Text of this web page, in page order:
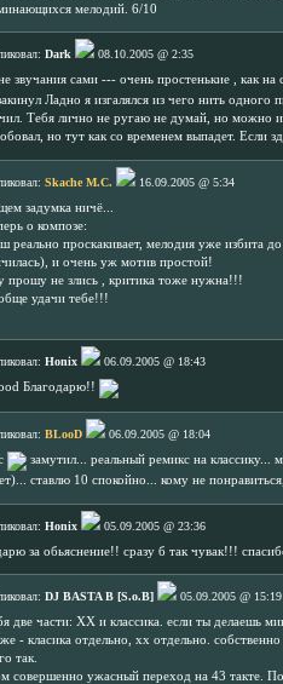
мелодий. 6/10
Dark
08.10.2005 @ 2:35
звучания сами --- очень простенькие , как
Ладно я изгалялся из чего нить одного
Тебя лично не ругаю не думай, но можно
но тут как со временем выпадет.
Skache M.C.
16.09.2005 @ 5:34
задумка ничё...
о композе:
реально проскакивает, мелодия уже избита
и очень уж мотив простой!
прошу не злись , критика тоже нужна!!!
удачи тебе!!!
Honix
06.09.2005 @ 18:43
Благодарю!!
BLooD
06.09.2005 @ 18:04
замутил... реальный ремикс на классику...
ставлю 10 спокойно... кому не
Honix
05.09.2005 @ 23:36
за обьяснение!! сразу б так чувак!!!
DJ BASTA B [S.o.B]
05.09.2005 @ 15:19
две части: ХХ и классика. если ты делаешь
- класика отдельно, хх отдельно.
так.
совершенно ужасный переход на 43 такте.